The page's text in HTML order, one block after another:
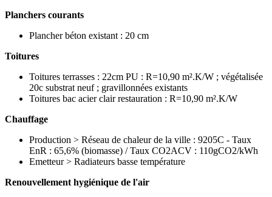
Planchers courants
Plancher béton existant : 20 cm
Toitures
Toitures terrasses : 22cm PU : R=10,90 m².K/W ; végétalisée
20c substrat neuf ; gravillonnées existants
Toitures bac acier clair restauration : R=10,90 m².K/W
Chauffage
Production > Réseau de chaleur de la ville : 9205C - Taux
EnR : 65,6% (biomasse) / Taux CO2ACV : 110gCO2/kWh
Emetteur > Radiateurs basse température
Renouvellement hygiénique de l'air